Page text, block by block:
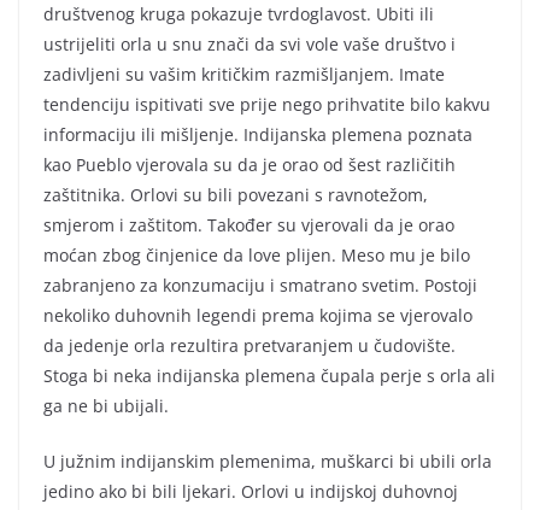
društvenog kruga pokazuje tvrdoglavost. Ubiti ili
ustrijeliti orla u snu znači da svi vole vaše društvo i
zadivljeni su vašim kritičkim razmišljanjem. Imate
tendenciju ispitivati sve prije nego prihvatite bilo kakvu
informaciju ili mišljenje. Indijanska plemena poznata
kao Pueblo vjerovala su da je orao od šest različitih
zaštitnika. Orlovi su bili povezani s ravnotežom,
smjerom i zaštitom. Također su vjerovali da je orao
moćan zbog činjenice da love plijen. Meso mu je bilo
zabranjeno za konzumaciju i smatrano svetim. Postoji
nekoliko duhovnih legendi prema kojima se vjerovalo
da jedenje orla rezultira pretvaranjem u čudovište.
Stoga bi neka indijanska plemena čupala perje s orla ali
ga ne bi ubijali.
U južnim indijanskim plemenima, muškarci bi ubili orla
jedino ako bi bili ljekari. Orlovi u indijskoj duhovnoj